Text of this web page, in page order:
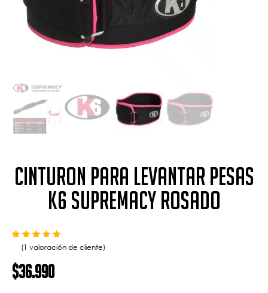
Cinturon para levantar pesas
K6 Supremacy rosado
Valorado con 5.00
de 5 en base a
valoración de un cliente
(1 valoración de cliente)
$36.990